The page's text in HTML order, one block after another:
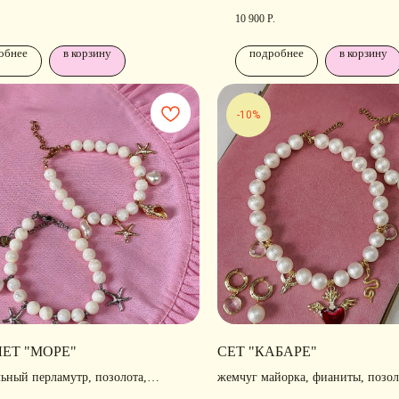
в корзину
10 900 Р.
подробнее в корзину
"МОРЕ"
перламутр, позолота,
-10%
СЕТ "КАБАРЕ"
жемчуг майорка, фианиты,